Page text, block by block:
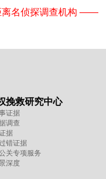
名侦探调查机构 ——
挽救研究中心
证据
调查
据
错证据
关专项服务
深度